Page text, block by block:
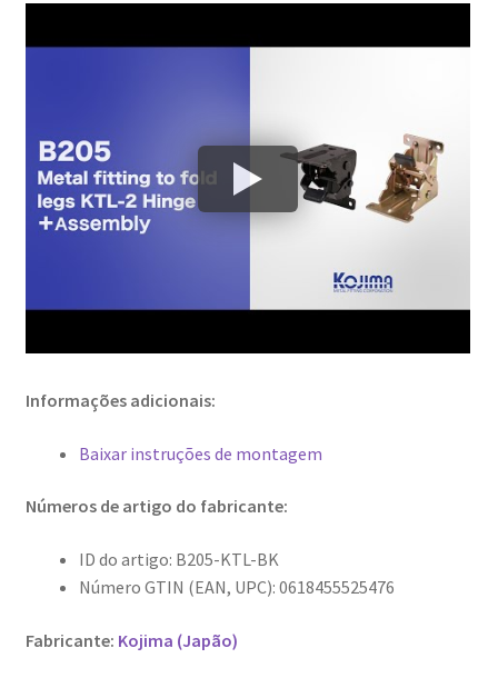
Informações adicionais:
Baixar instruções de montagem
Números de artigo do fabricante:
ID do artigo: B205-KTL-BK
Número GTIN (EAN, UPC): 0618455525476
Fabricante: Kojima (Japão)